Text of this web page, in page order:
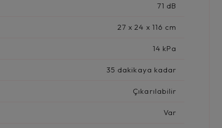
71 dB
27 x 24 x 116 cm
14 kPa
35 dakikaya kadar
Çıkarılabilir
Var